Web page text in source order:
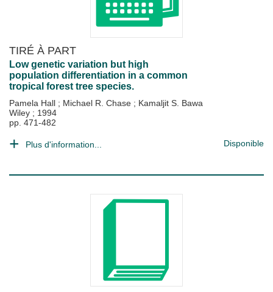
TIRÉ À PART
Low genetic variation but high
population differentiation in a common
tropical forest tree species.
Pamela Hall ; Michael R. Chase ; Kamaljit S. Bawa
Wiley ; 1994
pp. 471-482
Plus d'information... Disponible